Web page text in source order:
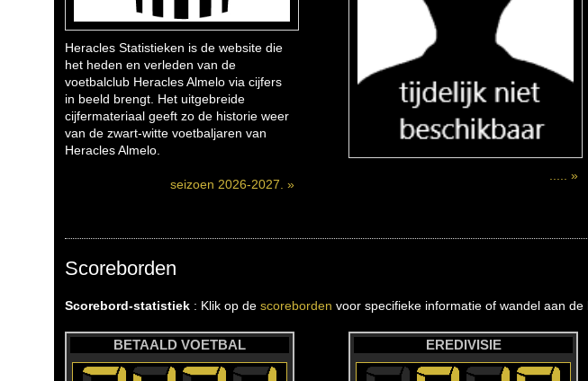
Heracles Statistieken is de website die
het heden en verleden van de
voetbalclub Heracles Almelo via cijfers
in beeld brengt. Het uitgebreide
cijfermateriaal geeft zo de historie weer
van de zwart-witte voetbaljaren van
Heracles Almelo.
seizoen 2026-2027. »
..... »
Scoreborden
Scorebord-statistiek : Klik op de scoreborden voor specifieke informatie of wandel aan de
BETAALD VOETBAL EREDIVISIE